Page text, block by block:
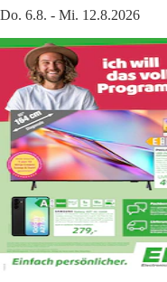
Do. 6.8. - Mi. 12.8.2026